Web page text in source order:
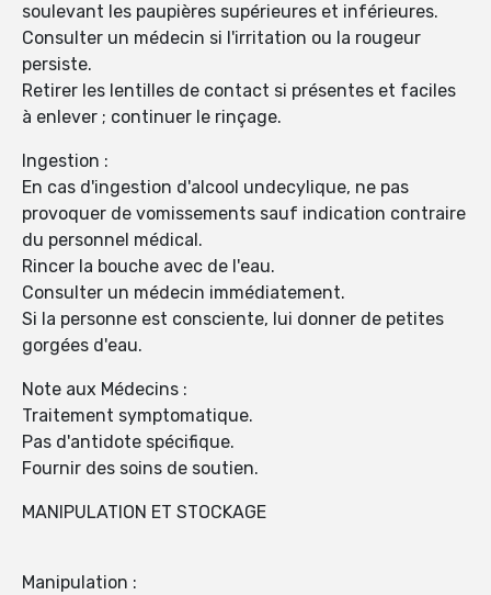
soulevant les paupières supérieures et inférieures.
Consulter un médecin si l'irritation ou la rougeur
persiste.
Retirer les lentilles de contact si présentes et faciles
à enlever ; continuer le rinçage.
Ingestion :
En cas d'ingestion d'alcool undecylique, ne pas
provoquer de vomissements sauf indication contraire
du personnel médical.
Rincer la bouche avec de l'eau.
Consulter un médecin immédiatement.
Si la personne est consciente, lui donner de petites
gorgées d'eau.
Note aux Médecins :
Traitement symptomatique.
Pas d'antidote spécifique.
Fournir des soins de soutien.
MANIPULATION ET STOCKAGE
Manipulation :